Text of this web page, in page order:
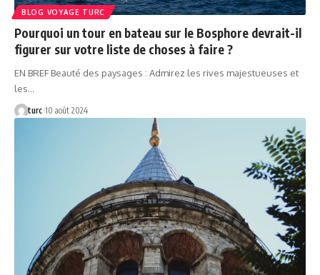
BLOG VOYAGE TURC
Pourquoi un tour en bateau sur le Bosphore devrait-il
figurer sur votre liste de choses à faire ?
EN BREF Beauté des paysages : Admirez les rives majestueuses et
les…
turc 10 août 2024